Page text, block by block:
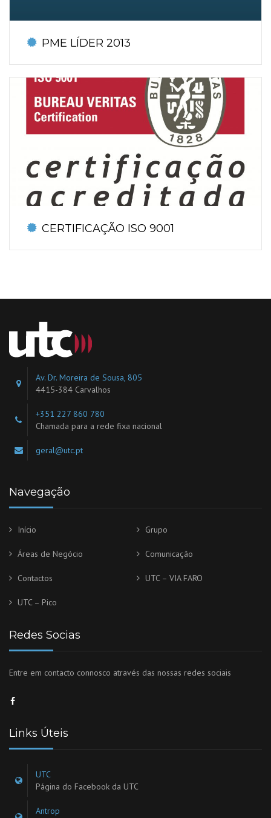
PME LÍDER 2013
CERTIFICAÇÃO ISO 9001
Norma ISO 9001.
Av. Dr. Moreira de Sousa, 805
4415-384 Carvalhos
+351 227 860 780
Chamada para a rede fixa nacional
geral@utc.pt
Navegação
Início Grupo
Áreas de Negócio Comunicação
Contactos UTC – VIA FARO
UTC – Pico
Redes Socias
Entre em contacto connosco através das nossas redes sociais
Links Úteis
UTC
Página do Facebook da UTC
Antrop